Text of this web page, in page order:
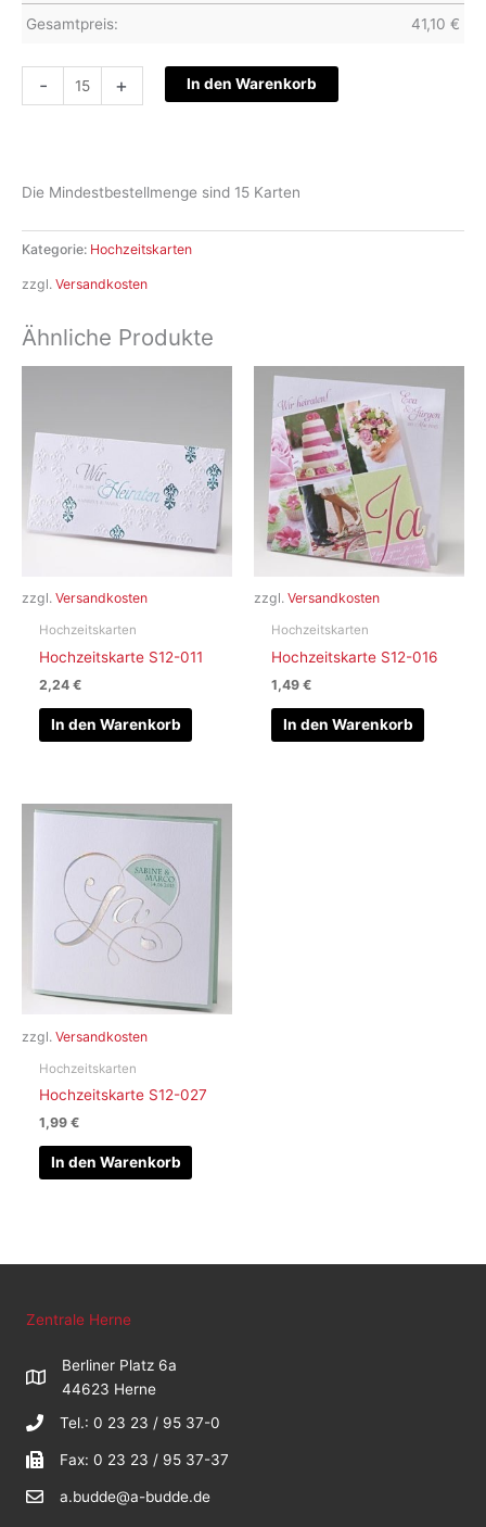
Gesamtpreis: 41,10 €
-
Hochzeitskarte
S12-
+ In den Warenkorb
Die Mindestbestellmenge sind 15 Karten
Kategorie: Hochzeitskarten
zzgl. Versandkosten
Ähnliche Produkte
zzgl. Versandkosten
Hochzeitskarten
Hochzeitskarte S12-011
2,24€
In den Warenkorb
zzgl. Versandkosten
Hochzeitskarten
Hochzeitskarte S12-016
1,49€
In den Warenkorb
zzgl. Versandkosten
Hochzeitskarten
Hochzeitskarte S12-027
1,99€
In den Warenkorb
Zentrale Herne
Berliner Platz 6a
44623 Herne
Tel.: 0 23 23 / 95 37-0
Fax: 0 23 23 / 95 37-37
a.budde@a-budde.de